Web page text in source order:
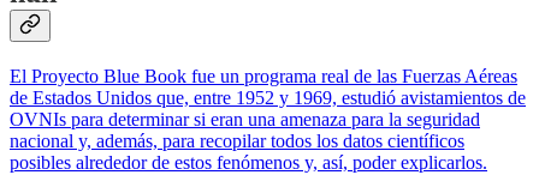
El Proyecto Blue Book fue un programa real de las Fuerzas Aéreas
de Estados Unidos que, entre 1952 y 1969, estudió avistamientos de
OVNIs para determinar si eran una amenaza para la seguridad
nacional y, además, para recopilar todos los datos científicos
posibles alrededor de estos fenómenos y, así, poder explicarlos.